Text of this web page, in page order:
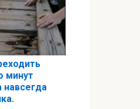
минут
навсегда